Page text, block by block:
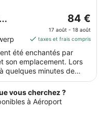
Le
prix
est
par
nuit
84 €
17 août - 18 août
taxes et frais compris
été enchantés par
son emplacement. Lors
quelques minutes de
Dans cet
de choix
et un restaurant, sans
vous cherchez ?
à Aéroport